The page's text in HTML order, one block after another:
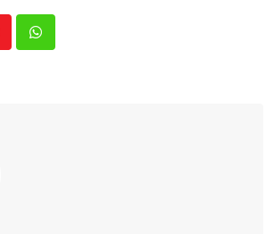
Whatsapp